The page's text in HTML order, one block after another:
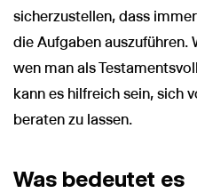
sicherzustellen, dass
die Aufgaben auszuführen.
wen man als
kann es hilfreich sein, sich
beraten zu lassen.
Was bedeutet es